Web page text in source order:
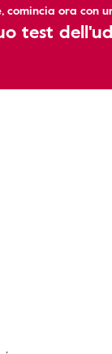
comincia ora con
test